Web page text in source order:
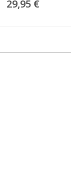
29,95 €